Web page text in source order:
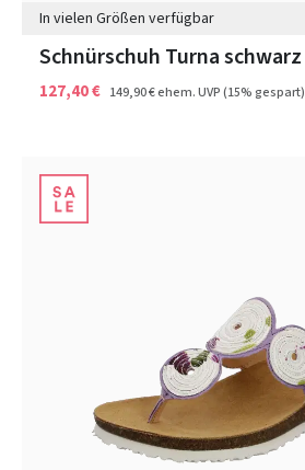
In vielen Größen verfügbar
Schnürschuh Turna schwarz
127,40 € 149,90 €ehem. UVP(15% gespart)